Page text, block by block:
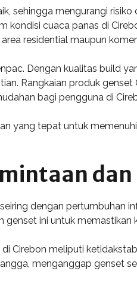
sehingga mengurangi
cuaca panas di
residential maupun
Dengan kualitas build
Rangkaian produk
bagi pengguna di
yang tepat untuk
dengan pertumbuhan
ini untuk memastikan
Cirebon meliputi
menganggap genset